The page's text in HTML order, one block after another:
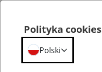
Polityka cookies
Polski